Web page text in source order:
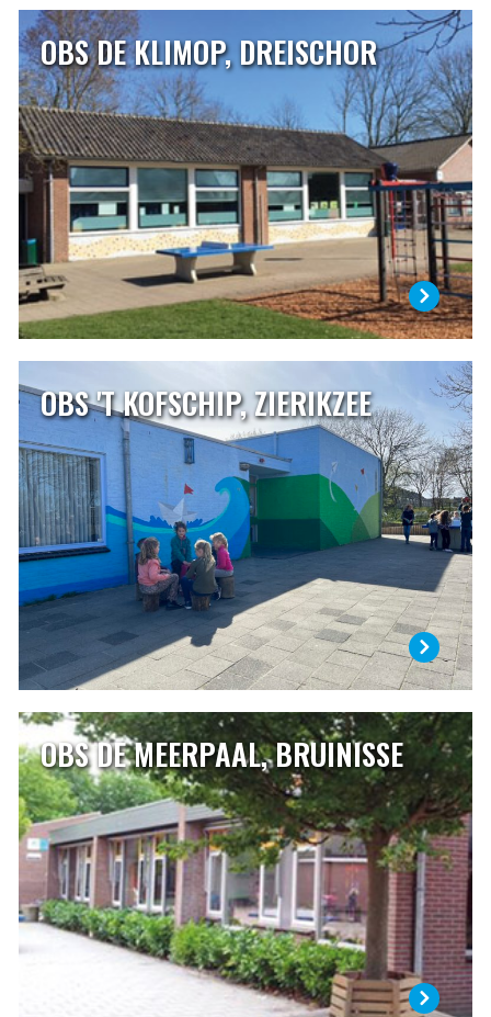
OBS DE KLIMOP, DREISCHOR
OBS DE KLIMOP, DREISCHOR
OBS De Klimop is een dorpsschool van ongeveer 75
leerlingen in Dreischor. Onze school is een openbare
school die een centrale plaats inneemt binnen de
dorpsgemeenschap. Wij staan voor samen, verbindend,
liefdevol, vol vertrouwen en met plezier! Het motto van
onze school is: ‘Zorg voor elkaar!’
LEES MEER
OBS 'T KOFSCHIP, ZIERIKZEE
OBS 'T KOFSCHIP, ZIERIKZEE
’t Kofschip geeft kinderen de ruimte, ruimte om te groeien
en te ontwikkelen. Die ruimte willen wij zeker bieden aan
onze leerlingen, maar daarnaast ook aan onszelf. Onze
school is de plek waar iedereen leert. De basisschool is een
belangrijke tijd uit het leven van kinderen, maar ook van
hun ouders.
LEES MEER
OBS DE MEERPAAL, BRUINISSE
OBS DE MEERPAAL, BRUINISSE
Openbare basisschool de Meerpaal is samen met twee
andere (bijzondere) scholen gevestigd in Bruinisse.
Afgelopen jaren hebben verschillende verbouwingen
plaatsgevonden, waardoor we meer ruimte tot onze
beschikking hebben gekregen. Verder is dit schooljaar ons
schoolplein vernieuwd en veranderd.
LEES MEER